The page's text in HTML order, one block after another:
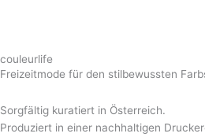
couleurlife
Freizeitmode für den stilbewussten
Sorgfältig kuratiert in Österreich.
Produziert in einer nachhaltigen